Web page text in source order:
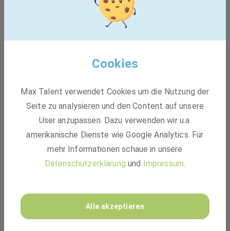
Werkstudent*in (w/m/d) Revision
Düsseldorf, Mettmann, Krefeld +1 weitere
Cookies
Max Talent verwendet Cookies um die Nutzung der
Seite zu analysieren und den Content auf unsere
User anzupassen. Dazu verwenden wir u.a.
amerikanische Dienste wie Google Analytics. Für
mehr Informationen schaue in unsere
Datenschutzerklärung und Impressum.
Alle akzeptieren